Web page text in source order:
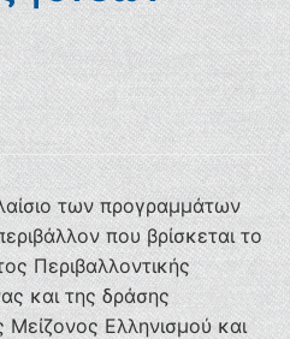
των προγραμμάτων
που βρίσκεται το
Περιβαλλοντικής
και της δράσης
Μείζονος Ελληνισμού και